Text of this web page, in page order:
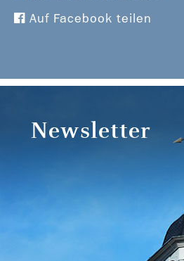
Auf Facebook teilen
Newsletter